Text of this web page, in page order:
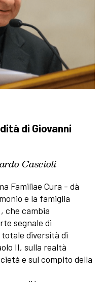
di Giovanni
Cascioli
Familiae Cura - dà
e la famiglia
che cambia
segnale di
diversità di
II, sulla realtà
e sul compito della